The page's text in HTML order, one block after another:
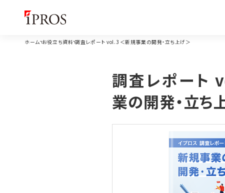
ホーム お役立ち資料 調査レポート vol.3 ＜新規事業の開発・立ち上げ＞
調査レポート
業の開発・立ち